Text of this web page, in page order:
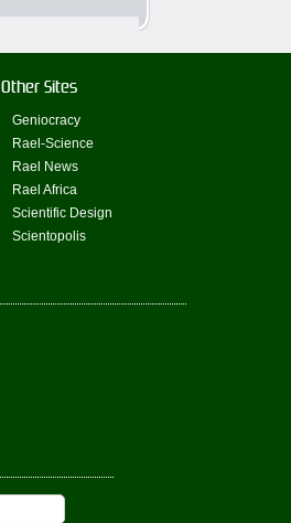
Other Sites
Geniocracy
Rael-Science
Rael News
Rael Africa
Scientific Design
Scientopolis